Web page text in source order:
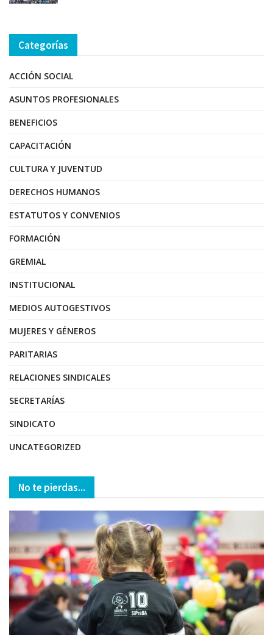
Categorías
ACCIÓN SOCIAL
ASUNTOS PROFESIONALES
BENEFICIOS
CAPACITACIÓN
CULTURA Y JUVENTUD
DERECHOS HUMANOS
ESTATUTOS Y CONVENIOS
FORMACIÓN
GREMIAL
INSTITUCIONAL
MEDIOS AUTOGESTIVOS
MUJERES Y GÉNEROS
PARITARIAS
RELACIONES SINDICALES
SECRETARÍAS
SINDICATO
UNCATEGORIZED
No te pierdas...